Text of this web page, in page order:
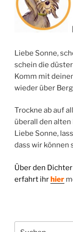
Liebe Sonne,
schein die
Komm mit
wieder über
Trockne ab auf
überall den alten
Liebe Sonne,
dass wir können
Über den Dichter
erfahrt ihrhier